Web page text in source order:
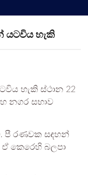
යටවිය හැකි
හැකි ස්ථාන 22
නගර සභාව
පී රණවක සඳහන්
කෙරෙහි බලපා